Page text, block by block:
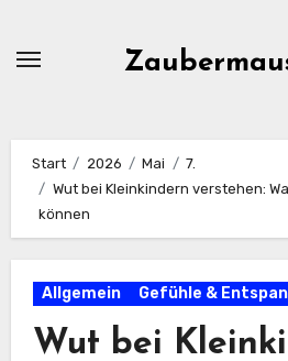
Start 2026 Mai
7.
Wut bei Kleinkindern verstehen:
können
Allgemein Gefühle &
Wut bei